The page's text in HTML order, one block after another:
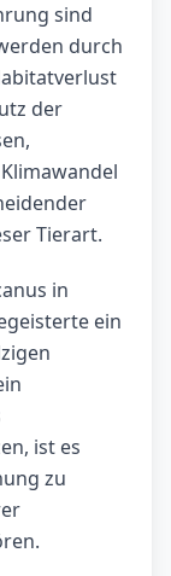
sind
durch
der
Tierart.
in
ein
ist es
zu